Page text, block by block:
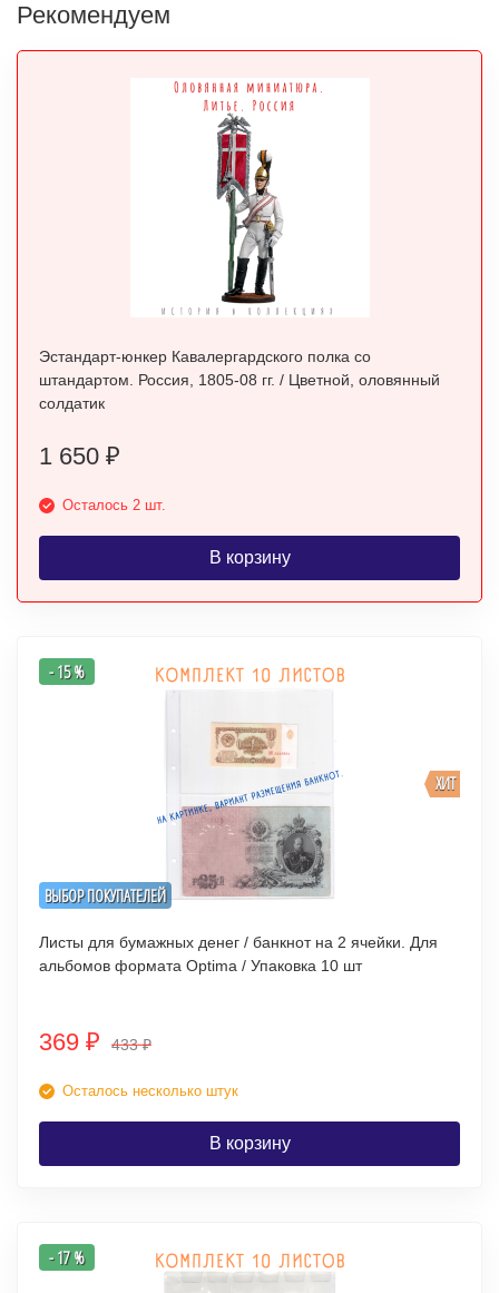
Рекомендуем
Эстандарт-юнкер Кавалергардского полка со
штандартом. Россия, 1805-08 гг. / Цветной, оловянный
солдатик
1 650 ₽
Осталось 2 шт.
В корзину
ВЫБОР ПОКУПАТЕЛЕЙ
ХИТ
- 15 %
Листы для бумажных денег / банкнот на 2 ячейки. Для
альбомов формата Optima / Упаковка 10 шт
369 ₽ 433₽
Осталось несколько штук
В корзину
- 17 %